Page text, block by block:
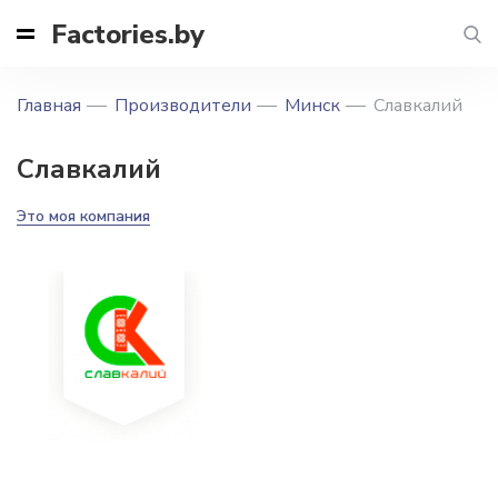
Factories.by
Главная Производители Минск Славкалий
Славкалий
Это моя компания